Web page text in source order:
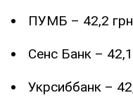
ПУМБ – 42,2
Сенс Банк –
Укрсиббанк –